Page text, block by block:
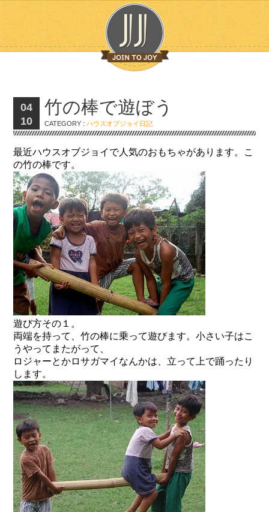
04
10
竹の棒で遊ぼう
CATEGORY :ハウスオブジョイ日記
最近ハウスオブジョイで人気のおもちゃがあります。こ
の竹の棒です。
遊び方その１。
両端を持って、竹の棒に乗って遊びます。小さい子はこ
うやってまたがって、
ロジャーとかロサガマイなんかは、立って上で踊ったり
します。